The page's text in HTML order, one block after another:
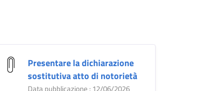
Presentare la dichiarazione
sostitutiva atto di notorietà